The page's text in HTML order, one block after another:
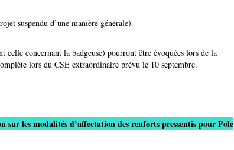
suspendu d’une manière générale).
celle concernant la badgeuse) pourront être évoquées lors de la
lors du CSE extraordinaire prévu le 10 septembre.
sur les modalités d’affectation des renforts pressentis pour Pole